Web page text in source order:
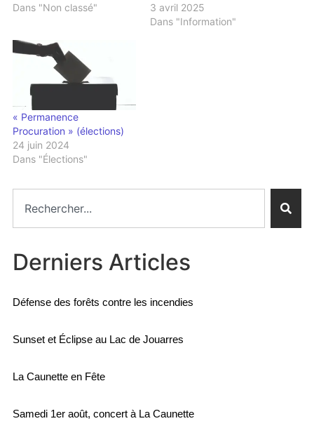
Dans "Non classé"
3 avril 2025
Dans "Information"
« Permanence
Procuration » (élections)
24 juin 2024
Dans "Élections"
Derniers Articles
Défense des forêts contre les incendies
Sunset et Éclipse au Lac de Jouarres
La Caunette en Fête
Samedi 1er août, concert à La Caunette